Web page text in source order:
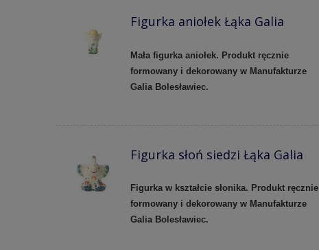
Figurka aniołek Łąka Galia
Mała figurka aniołek. Produkt ręcznie
formowany i dekorowany w Manufakturze
Galia Bolesławiec.
Figurka słoń siedzi Łąka Galia
Figurka w kształcie słonika. Produkt ręcznie
formowany i dekorowany w Manufakturze
Galia Bolesławiec.